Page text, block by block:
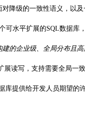
降级的一致性语义，以
可水平扩展的SQL数据
建的企业级、全局分布且
展读写，支持需要全局一
库提供给开发人员期望的